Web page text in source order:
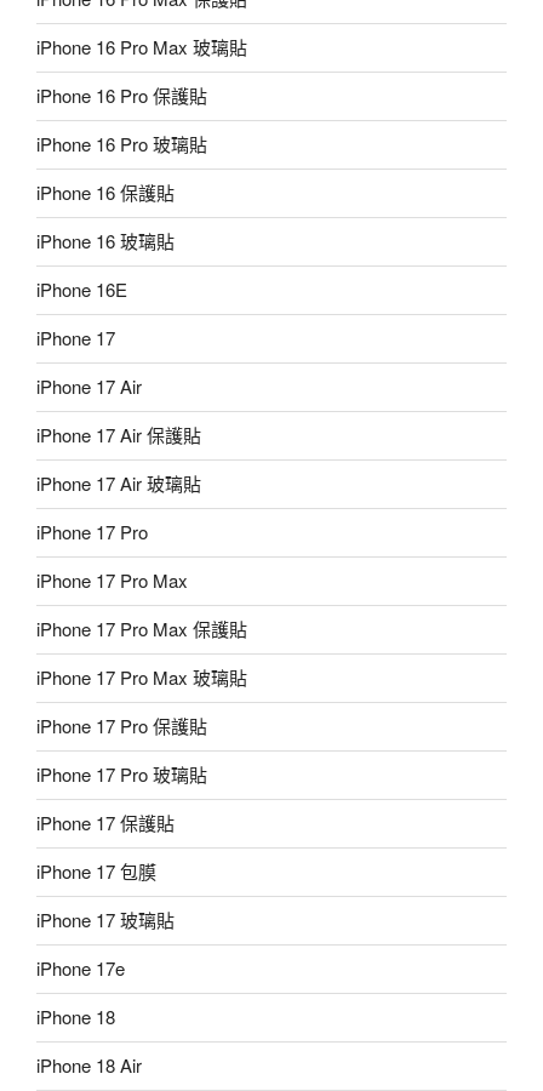
iPhone 16 Pro Max 玻璃貼
iPhone 16 Pro 保護貼
iPhone 16 Pro 玻璃貼
iPhone 16 保護貼
iPhone 16 玻璃貼
iPhone 16E
iPhone 17
iPhone 17 Air
iPhone 17 Air 保護貼
iPhone 17 Air 玻璃貼
iPhone 17 Pro
iPhone 17 Pro Max
iPhone 17 Pro Max 保護貼
iPhone 17 Pro Max 玻璃貼
iPhone 17 Pro 保護貼
iPhone 17 Pro 玻璃貼
iPhone 17 保護貼
iPhone 17 包膜
iPhone 17 玻璃貼
iPhone 17e
iPhone 18
iPhone 18 Air